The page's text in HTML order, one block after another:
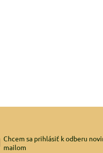
Chcem sa prihlásiť k odberu
mailom